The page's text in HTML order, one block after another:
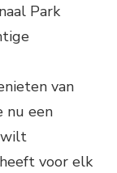
Park
van
nu een
wilt
voor elk